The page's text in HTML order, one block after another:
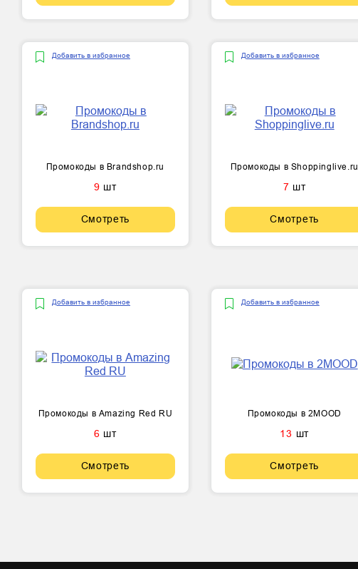
Добавить в избранное
Промокоды в Brandshop.ru
9 шт
Смотреть
Добавить в избранное
Промокоды в Shoppinglive.ru
7 шт
Смотреть
Добавить в избранное
Промокоды в Amazing Red RU
6 шт
Смотреть
Добавить в избранное
Промокоды в 2MOOD
13 шт
Смотреть